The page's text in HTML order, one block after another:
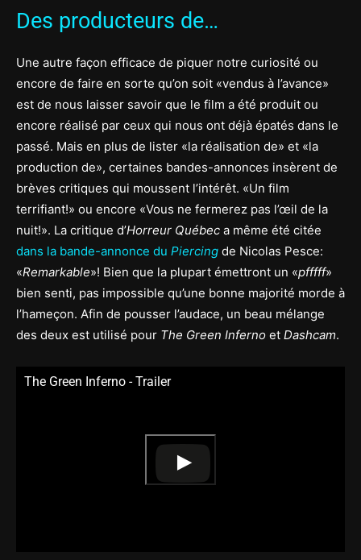
Des producteurs de…
Une autre façon efficace de piquer notre curiosité ou
encore de faire en sorte qu’on soit «vendus à l’avance»
est de nous laisser savoir que le film a été produit ou
encore réalisé par ceux qui nous ont déjà épatés dans le
passé. Mais en plus de lister «la réalisation de» et «la
production de», certaines bandes-annonces insèrent de
brèves critiques qui moussent l’intérêt. «Un film
terrifiant!» ou encore «Vous ne fermerez pas l’œil de la
nuit!». La critique d’Horreur Québec a même été citée
dans la bande-annonce du Piercing de Nicolas Pesce:
«Remarkable»! Bien que la plupart émettront un «pfffff»
bien senti, pas impossible qu’une bonne majorité morde à
l’hameçon. Afin de pousser l’audace, un beau mélange
des deux est utilisé pour The Green Inferno et Dashcam.
The Green Inferno - Trailer